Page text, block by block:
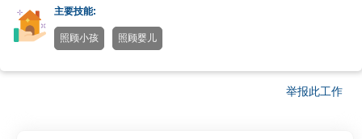
主要技能:
照顾小孩 照顾婴儿
举报此工作